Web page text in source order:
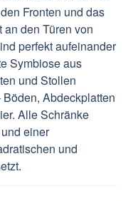
Fronten und das
den Türen von
perfekt aufeinander
Symbiose aus
und Stollen
Abdeckplatten
Alle Schränke
einer
und